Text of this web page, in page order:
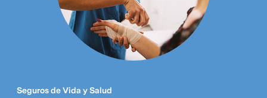
Seguros de Vida y Salud